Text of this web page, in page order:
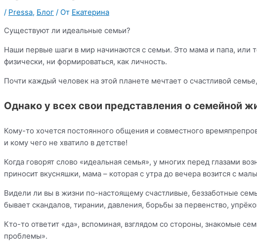
/ Pressa, Блог / От Екатерина
Существуют ли идеальные семьи?
Наши первые шаги в мир начинаются с семьи. Это мама и папа,
физически, ни формироваться, как личность.
Почти каждый человек на этой планете мечтает о счастливой
Однако у всех свои представления о семейной
Кому-то хочется постоянного общения и совместного
и кому чего не хватило в детстве!
Когда говорят слово «идеальная семья», у многих перед глазами
приносит вкусняшки, мама – которая с утра до вечера возится с
Видели ли вы в жизни по-настоящему счастливые, беззаботные
бывает скандалов, тирании, давления, борьбы за первенство,
Кто-то ответит «да», вспоминая, взглядом со стороны, знакомые
проблемы».